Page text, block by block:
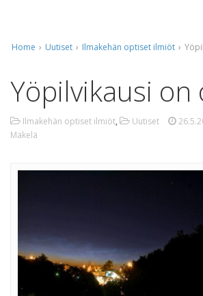
Home › Uutiset › Ilmakehän optiset ilmiöt ›
Yöpilvikausi on
Ilmakehän optiset ilmiöt, Uutiset
Mäkelä